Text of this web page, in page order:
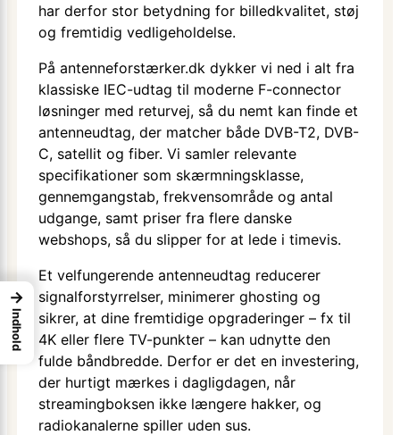
har derfor stor betydning for billedkvalitet, støj
og fremtidig vedligeholdelse.
På antenneforstærker.dk dykker vi ned i alt fra
klassiske IEC-udtag til moderne F-connector
løsninger med returvej, så du nemt kan finde et
antenneudtag, der matcher både DVB-T2, DVB-
C, satellit og fiber. Vi samler relevante
specifikationer som skærmningsklasse,
gennemgangstab, frekvensområde og antal
udgange, samt priser fra flere danske
webshops, så du slipper for at lede i timevis.
Et velfungerende antenneudtag reducerer
signalforstyrrelser, minimerer ghosting og
sikrer, at dine fremtidige opgraderinger – fx til
4K eller flere TV-punkter – kan udnytte den
fulde båndbredde. Derfor er det en investering,
der hurtigt mærkes i dagligdagen, når
streamingboksen ikke længere hakker, og
radiokanalerne spiller uden sus.
→
Indhold